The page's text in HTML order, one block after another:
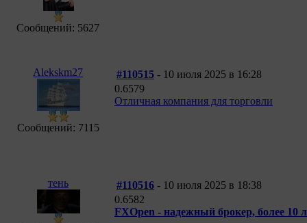
Сообщений: 5627
Alekskm27
Сообщений: 7115
#110515 - 10 июля 2025 в 16:28
0.6579
Отличная компания для торговли
тень #110516 - 10 июля 2025 в 18:38
0.6582
FXOpen - надежный брокер, более